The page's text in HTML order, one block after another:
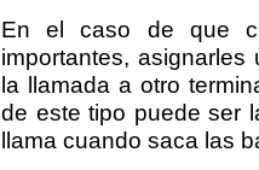
En el caso de que
importantes,
la llamada a otro
de este tipo puede ser
llama cuando saca las